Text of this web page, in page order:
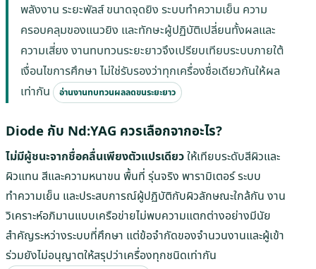
พลังงาน ระยะพัลส์ ขนาดจุดยิง ระบบทำความเย็น ความ
ครอบคลุมของแนวยิง และทักษะผู้ปฏิบัติเปลี่ยนทั้งผลและ
ความเสี่ยง งานทบทวนระยะยาวจึงเปรียบเทียบระบบภายใต้
เงื่อนไขการศึกษา ไม่ใช่รับรองว่าทุกเครื่องชื่อเดียวกันให้ผล
เท่ากัน
อ่านงานทบทวนผลลดขนระยะยาว
Diode กับ Nd:YAG ควรเลือกจากอะไร?
ไม่มีผู้ชนะจากชื่อคลื่นเพียงตัวแปรเดียวให้เทียบระดับสีผิวและ
ผิวแทน สีและความหนาขน พื้นที่ รุ่นจริง พารามิเตอร์ ระบบ
ทำความเย็น และประสบการณ์ผู้ปฏิบัติกับผิวลักษณะใกล้กัน งาน
วิเคราะห์อภิมานแบบเครือข่ายไม่พบความแตกต่างอย่างมีนัย
สำคัญระหว่างระบบที่ศึกษา แต่ข้อจำกัดของจำนวนงานและผู้เข้า
ร่วมยังไม่อนุญาตให้สรุปว่าเครื่องทุกชนิดเท่ากัน